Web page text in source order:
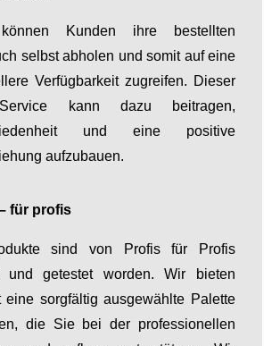
Kunden ihre bestellten
selbst abholen und somit auf eine
Verfügbarkeit zugreifen. Dieser
kann dazu beitragen,
und eine positive
aufzubauen.
für profis
sind von Profis für Profis
und getestet worden. Wir bieten
eine sorgfältig ausgewählte Palette
die Sie bei der professionellen